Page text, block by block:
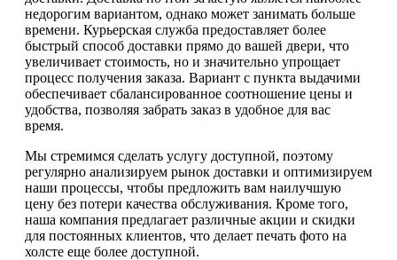
недорогим вариантом, однако может занимать больше
времени. Курьерская служба предоставляет более
быстрый способ доставки прямо до вашей двери, что
увеличивает стоимость, но и значительно упрощает
процесс получения заказа. Вариант с пункта выдачими
обеспечивает сбалансированное соотношение цены и
удобства, позволяя забрать заказ в удобное для вас
время.
Мы стремимся сделать услугу доступной, поэтому
регулярно анализируем рынок доставки и оптимизируем
наши процессы, чтобы предложить вам наилучшую
цену без потери качества обслуживания. Кроме того,
наша компания предлагает различные акции и скидки
для постоянных клиентов, что делает печать фото на
холсте еще более доступной.